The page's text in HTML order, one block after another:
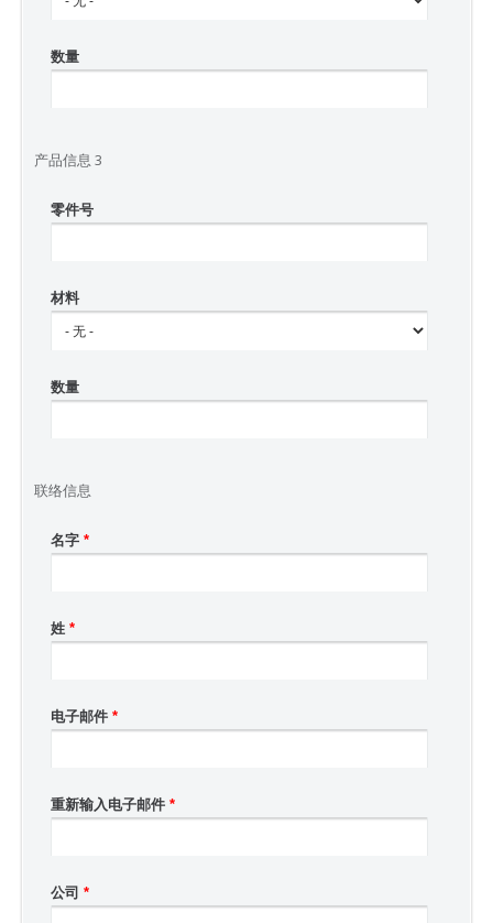
数量
产品信息 3
零件号
材料
数量
联络信息
名字 *
姓 *
电子邮件 *
重新输入电子邮件 *
公司 *